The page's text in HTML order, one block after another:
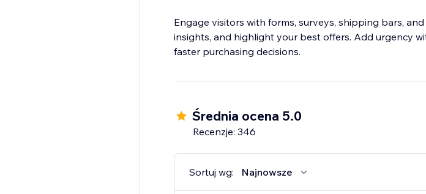
Engage visitors with forms, surveys, shipping bars,
insights, and highlight your best offers. Add urgency
faster purchasing decisions.
Średnia ocena 5.0
Recenzje: 346
Sortuj wg: Najnowsze